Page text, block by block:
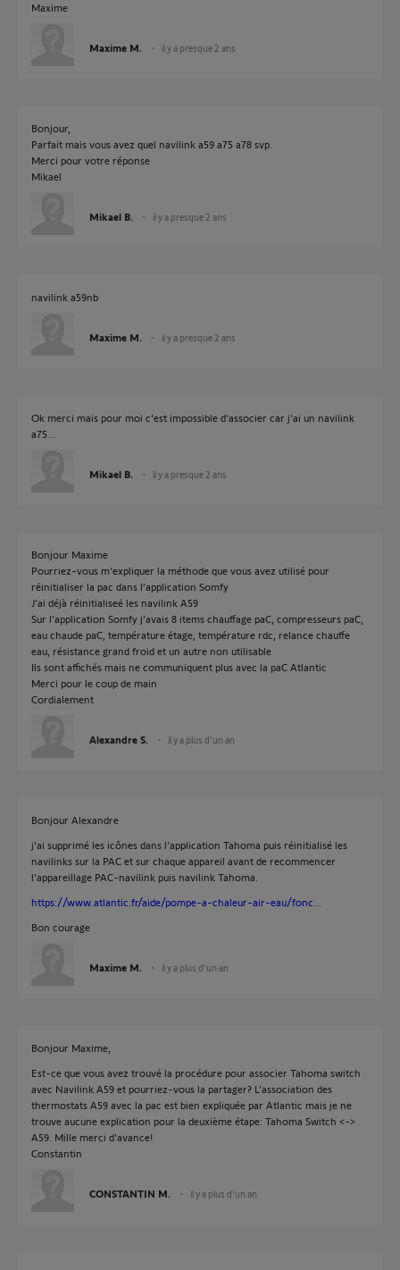
Maxime
Maxime M. il y a presque 2 ans
Bonjour,
Parfait mais vous avez quel navilink a59 a75 a78 svp.
Merci pour votre réponse
Mikael
Mikael B. il y a presque 2 ans
navilink a59nb
Maxime M. il y a presque 2 ans
Ok merci mais pour moi c'est impossible d'associer car j'ai un navilink
a75...
Mikael B. il y a presque 2 ans
Bonjour Maxime
Pourriez-vous m’expliquer la méthode que vous avez utilisé pour
réinitialiser la pac dans l’application Somfy
J’ai déjà réinitialiseé les navilink A59
Sur l’application Somfy j’avais 8 items chauffage paC, compresseurs paC,
eau chaude paC, température étage, température rdc, relance chauffe
eau, résistance grand froid et un autre non utilisable
Ils sont affichés mais ne communiquent plus avec la paC Atlantic
Merci pour le coup de main
Cordialement
Alexandre S. il y a plus d'un an
Bonjour Alexandre
j'ai supprimé les icônes dans l'application Tahoma puis réinitialisé les
navilinks sur la PAC et sur chaque appareil avant de recommencer
l'appareillage PAC-navilink puis navilink Tahoma.
https://www.atlantic.fr/aide/pompe-a-chaleur-air-eau/fonc...
Bon courage
Maxime M. il y a plus d'un an
Bonjour Maxime,
Est-ce que vous avez trouvé la procédure pour associer Tahoma switch
avec Navilink A59 et pourriez-vous la partager? L'association des
thermostats A59 avec la pac est bien expliquée par Atlantic mais je ne
trouve aucune explication pour la deuxième étape: Tahoma Switch <->
A59. Mille merci d'avance!
Constantin
CONSTANTIN M. il y a plus d'un an